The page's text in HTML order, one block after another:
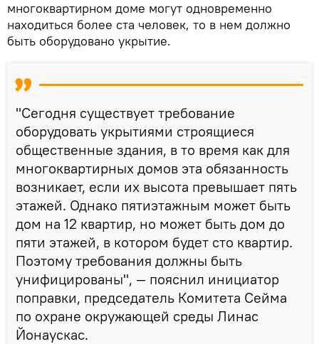
многоквартирном доме могут одновременно
находиться более ста человек, то в нем должно
быть оборудовано укрытие.
"Сегодня существует требование
оборудовать укрытиями строящиеся
общественные здания, в то время как для
многоквартирных домов эта обязанность
возникает, если их высота превышает пять
этажей. Однако пятиэтажным может быть
дом на 12 квартир, но может быть дом до
пяти этажей, в котором будет сто квартир.
Поэтому требования должны быть
унифицированы", — пояснил инициатор
поправки, председатель Комитета Сейма
по охране окружающей среды Линас
Йонаускас.